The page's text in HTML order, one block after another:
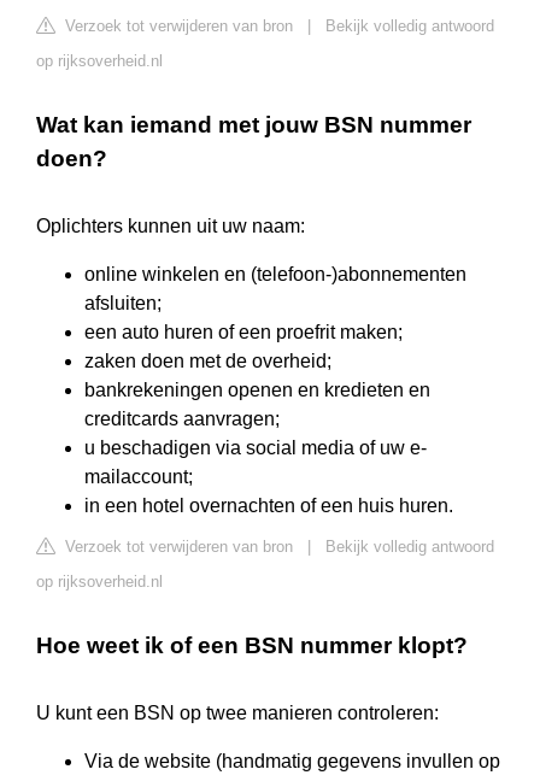
Verzoek tot verwijderen van bron
Bekijk volledig antwoord
op rijksoverheid.nl
Wat kan iemand met jouw BSN nummer
doen?
Oplichters kunnen uit uw naam:
online winkelen en (telefoon-)abonnementen
afsluiten;
een auto huren of een proefrit maken;
zaken doen met de overheid;
bankrekeningen openen en kredieten en
creditcards aanvragen;
u beschadigen via social media of uw e-
mailaccount;
in een hotel overnachten of een huis huren.
Verzoek tot verwijderen van bron
Bekijk volledig antwoord
op rijksoverheid.nl
Hoe weet ik of een BSN nummer klopt?
U kunt een BSN op twee manieren controleren:
Via de website (handmatig gegevens invullen op